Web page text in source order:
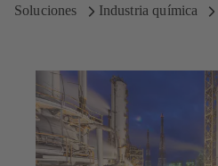
Soluciones
Industria química